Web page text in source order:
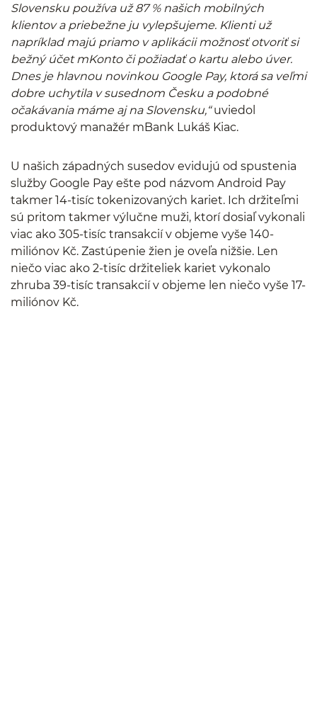
Slovensku používa už 87 % našich mobilných
klientov a priebežne ju vylepšujeme. Klienti už
napríklad majú priamo v aplikácii možnosť otvoriť si
bežný účet mKonto či požiadať o kartu alebo úver.
Dnes je hlavnou novinkou Google Pay, ktorá sa veľmi
dobre uchytila v susednom Česku a podobné
očakávania máme aj na Slovensku,“uviedol
produktový manažér mBank Lukáš Kiac.
U našich západných susedov evidujú od spustenia
služby Google Pay ešte pod názvom Android Pay
takmer 14-tisíc tokenizovaných kariet. Ich držiteľmi
sú pritom takmer výlučne muži, ktorí dosiaľ vykonali
viac ako 305-tisíc transakcií v objeme vyše 140-
miliónov Kč. Zastúpenie žien je oveľa nižšie. Len
niečo viac ako 2-tisíc držiteliek kariet vykonalo
zhruba 39-tisíc transakcií v objeme len niečo vyše 17-
miliónov Kč.